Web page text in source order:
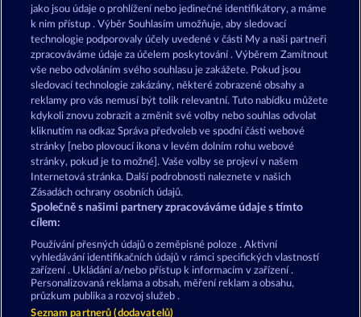
Total Eclipse Explodiac RHFP
Podmínky Prohlášení o ochraně údajů
Kontakt Společnost Časté dotazy
Facebook
Podat Žádost o Odstoupení
jako jsou údaje o prohlížení nebo jedinečné identifikátory, a máme
k nim přístup . Výběr Souhlasím umožňuje, aby sledovací
technologie podporovaly účely uvedené v části My a naši partneři
zpracováváme údaje za účelem poskytování . Výběrem Zamítnout
vše nebo odvoláním svého souhlasu je zakážete. Pokud jsou
sledovací technologie zakázány, některé zobrazené obsahy a
reklamy pro vás nemusí být tolik relevantní. Tuto nabídku můžete
kdykoli znovu zobrazit a změnit své volby nebo souhlas odvolat
kliknutím na odkaz Správa předvoleb ve spodní části webové
stránky [nebo plovoucí ikona v levém dolním rohu webové
stránky, pokud je to možné]. Vaše volby se projeví v našem
Internetová stránka. Další podrobnosti naleznete v našich
Zásadách ochrany osobních údajů.
Společně s našimi partnery zpracováváme údaje s tímto
cílem:
Používání přesných údajů o zeměpisné poloze . Aktivní
vyhledávání identifikačních údajů v rámci specifických vlastností
zařízení . Ukládání a/nebo přístup k informacím v zařízení .
Personalizovaná reklama a obsah, měření reklam a obsahu,
průzkum publika a rozvoj služeb .
Seznam partnerů (dodavatelů)